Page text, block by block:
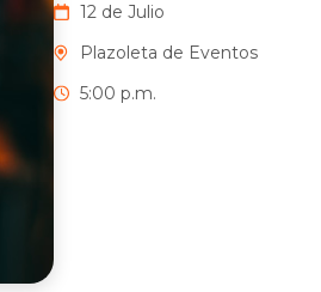
12 de Julio
Plazoleta de Eventos
5:00 p.m.